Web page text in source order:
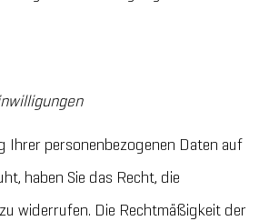
Ihrer personenbezogenen Daten auf
haben Sie das Recht, die
widerrufen. Die Rechtmäßigkeit der